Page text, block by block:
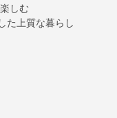
しむ
た上質な暮らし